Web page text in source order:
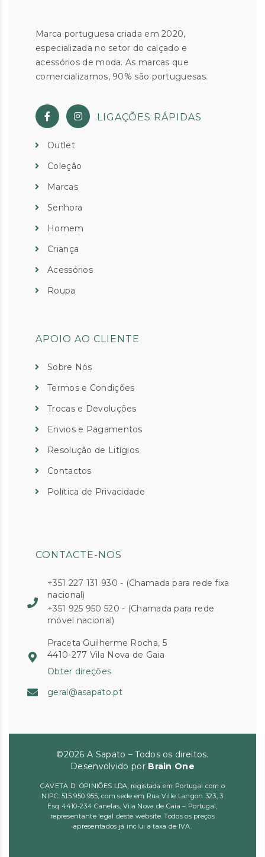
Marca portuguesa criada em 2020,
especializada no setor do calçado e
acessórios de moda. As marcas que
comercializamos, 90% são portuguesas.
LIGAÇÕES RÁPIDAS
Outlet
Coleção
Marcas
Senhora
Homem
Criança
Acessórios
Roupa
APOIO AO CLIENTE
Sobre Nós
Termos e Condições
Trocas e Devoluções
Envios e Pagamentos
Resolução de Litígios
Contactos
Política de Privacidade
CONTACTE-NOS
+351 227 131 930 - (Chamada para rede fixa
nacional)
+351 925 950 520 - (Chamada para rede
móvel nacional)
Praceta Guilherme Rocha, 5
4410-277 Vila Nova de Gaia
Obter direções
geral@asapato.pt
©2026 A Sapato – Todos os direitos.
Desenvolvido por Brain One
GAVETA D' OPINIÕES LDA, registada em Portugal com o
NIPC: 515 950 955, com sede em Rua Ville Langon 323, 3
Esq 4410-234 Canelas, Vila Nova de Gaia – Portugal,
representante legal deste website. Todos os preços
apresentados já inclui a taxa de IVA.